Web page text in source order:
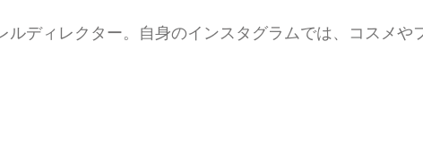
ディレクター。自身のインスタグラムでは、コスメや